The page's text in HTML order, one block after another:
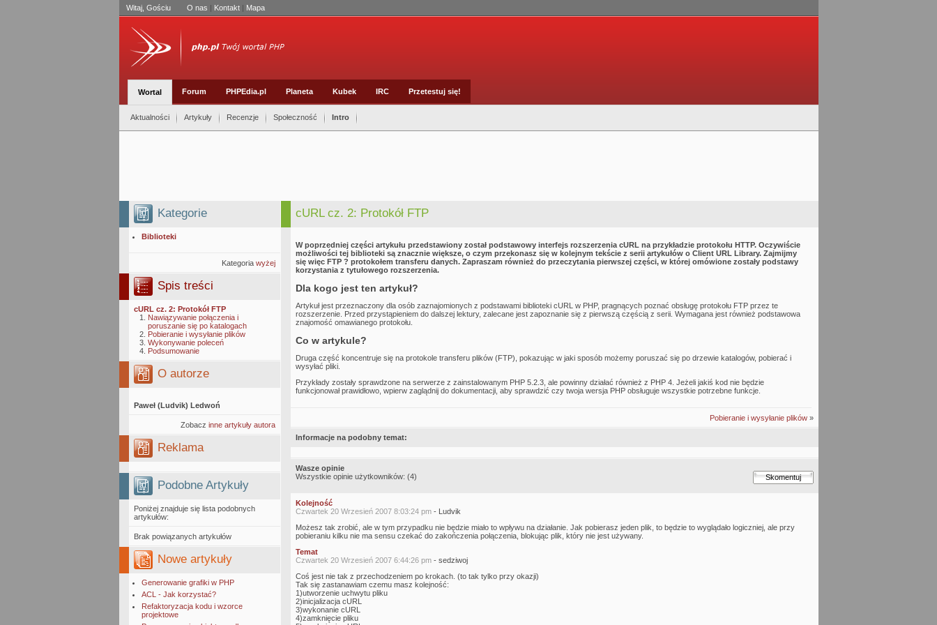
Witaj, Gościu O nas | Kontakt| Mapa
Wortal Forum PHPEdia.pl Planeta Kubek IRC Przetestuj się!
Aktualności Artykuły Recenzje Społeczność Intro
Kategorie
Biblioteki
Kategoria wyżej
Spis treści
cURL cz. 2: Protokół FTP
Nawiązywanie połączenia i
poruszanie się po katalogach
Pobieranie i wysyłanie plików
Wykonywanie poleceń
Podsumowanie
O autorze
Paweł (Ludvik) Ledwoń
Zobacz inne artykuły autora
Reklama
Podobne Artykuły
Poniżej znajduje się lista podobnych
artykułów:
Brak powiązanych artykułów
Nowe artykuły
Generowanie grafiki w PHP
ACL - Jak korzystać?
Refaktoryzacja kodu i wzorce
projektowe
cURL cz. 2: Protokół FTP
W poprzedniej części artykułu przedstawiony został podstawowy interfejs rozszerzenia cURL na przykładzie protokołu HTTP. Oczywiście
możliwości tej biblioteki są znacznie większe, o czym przekonasz się w kolejnym tekście z serii artykułów o Client URL Library. Zajmijmy
się więc FTP ? protokołem transferu danych. Zapraszam również do przeczytania pierwszej części, w której omówione zostały podstawy
korzystania z tytułowego rozszerzenia.
Dla kogo jest ten artykuł?
Artykuł jest przeznaczony dla osób zaznajomionych z podstawami biblioteki cURL w PHP, pragnących poznać obsługę protokołu FTP przez te
rozszerzenie. Przed przystąpieniem do dalszej lektury, zalecane jest zapoznanie się z pierwszą częścią z serii. Wymagana jest również podstawowa
znajomość omawianego protokołu.
Co w artykule?
Druga część koncentruje się na protokole transferu plików (FTP), pokazując w jaki sposób możemy poruszać się po drzewie katalogów, pobierać i
wysyłać pliki.
Przykłady zostały sprawdzone na serwerze z zainstalowanym PHP 5.2.3, ale powinny działać również z PHP 4. Jeżeli jakiś kod nie będzie
funkcjonował prawidłowo, wpierw zaglądnij do dokumentacji, aby sprawdzić czy twoja wersja PHP obsługuje wszystkie potrzebne funkcje.
Pobieranie i wysyłanie plików»
Informacje na podobny temat:
Wasze opinie
Wszystkie opinie użytkowników: (4)
Kolejność
Czwartek 20 Wrzesień 2007 8:03:24 pm- Ludvik
Możesz tak zrobić, ale w tym przypadku nie będzie miało to wpływu na działanie. Jak pobierasz jeden plik, to będzie to wyglądało logiczniej, ale przy
pobieraniu kilku nie ma sensu czekać do zakończenia połączenia, blokując plik, który nie jest używany.
Temat
Czwartek 20 Wrzesień 2007 6:44:26 pm- sedziwoj
Coś jest nie tak z przechodzeniem po krokach. (to tak tylko przy okazji)
Tak się zastanawiam czemu masz kolejność:
1)utworzenie uchwytu pliku
2)inicjalizacja cURL
3)wykonanie cURL
4)zamknięcie pliku